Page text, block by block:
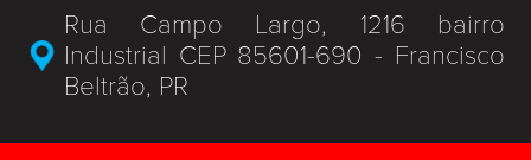
Rua Campo Largo, 1216 bairro
Industrial CEP 85601-690 - Francisco
Beltrão, PR